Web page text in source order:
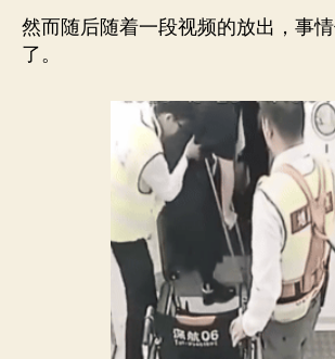
然而随后随着一段视频的放出，事
了。